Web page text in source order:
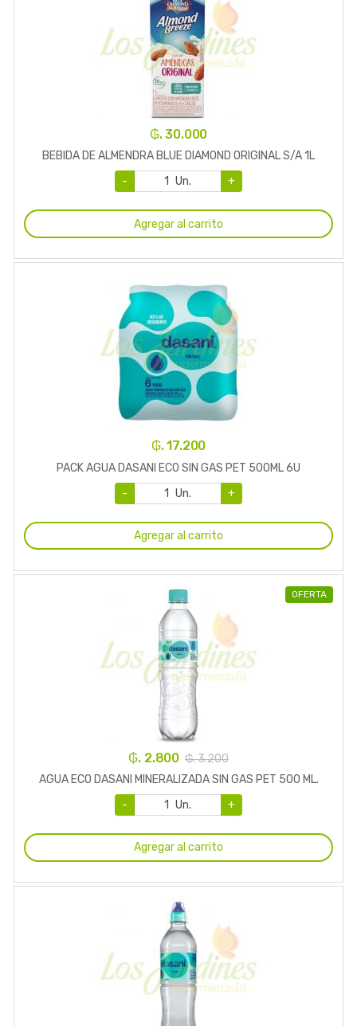
₲. 30.000
BEBIDA DE ALMENDRA BLUE DIAMOND ORIGINAL S/A 1L
-
Un. +
Agregar al carrito
₲. 17.200
PACK AGUA DASANI ECO SIN GAS PET 500ML 6U
-
Un. +
Agregar al carrito
OFERTA
₲. 2.800 ₲. 3.200
AGUA ECO DASANI MINERALIZADA SIN GAS PET 500 ML.
-
Un. +
Agregar al carrito